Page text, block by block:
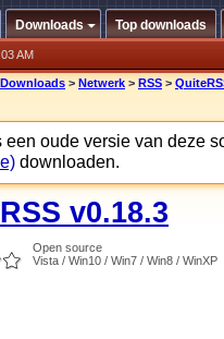
Downloads Top downloads
AM
Downloads > Netwerk > RSS >
een oude versie van deze
downloaden.
v0.18.3
Open source
Vista / Win10 / Win7 / Win8 / WinXP